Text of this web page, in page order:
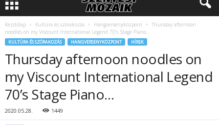
Kezdőlap Kultúra és szórakozás Hangversenyközpont
Thursday afternoon
noodles on my Viscount International Legend 70’s Stage Piano…
KULTÚRA ÉS SZÓRAKOZÁS HANGVERSENYKÖZPONT HÍREK
Thursday afternoon noodles on
my Viscount International Legend
70’s Stage Piano…
2020.05.28. 1449